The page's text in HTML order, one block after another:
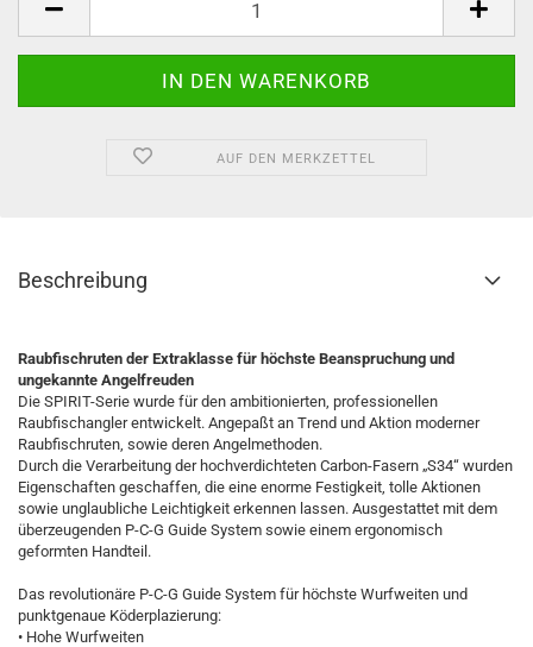
AUF DEN MERKZETTEL
Beschreibung
Raubfischruten der Extraklasse für höchste Beanspruchung und
ungekannte Angelfreuden
Die SPIRIT-Serie wurde für den ambitionierten, professionellen
Raubfischangler entwickelt. Angepaßt an Trend und Aktion moderner
Raubfischruten, sowie deren Angelmethoden.
Durch die Verarbeitung der hochverdichteten Carbon-Fasern „S34“ wurden
Eigenschaften geschaffen, die eine enorme Festigkeit, tolle Aktionen
sowie unglaubliche Leichtigkeit erkennen lassen. Ausgestattet mit dem
überzeugenden P-C-G Guide System sowie einem ergonomisch
geformten Handteil.
Das revolutionäre P-C-G Guide System für höchste Wurfweiten und
punktgenaue Köderplazierung:
• Hohe Wurfweiten